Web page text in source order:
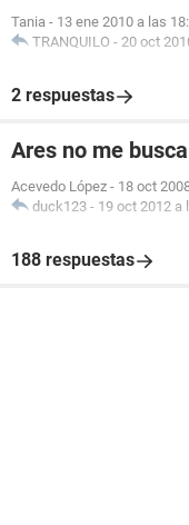
Tania - 13 ene 2010 a las
TRANQUILO - 20 oct
2 respuestas
Ares no me
Acevedo López - 18 oct
duck123 - 19 oct 2012 a
188 respuestas